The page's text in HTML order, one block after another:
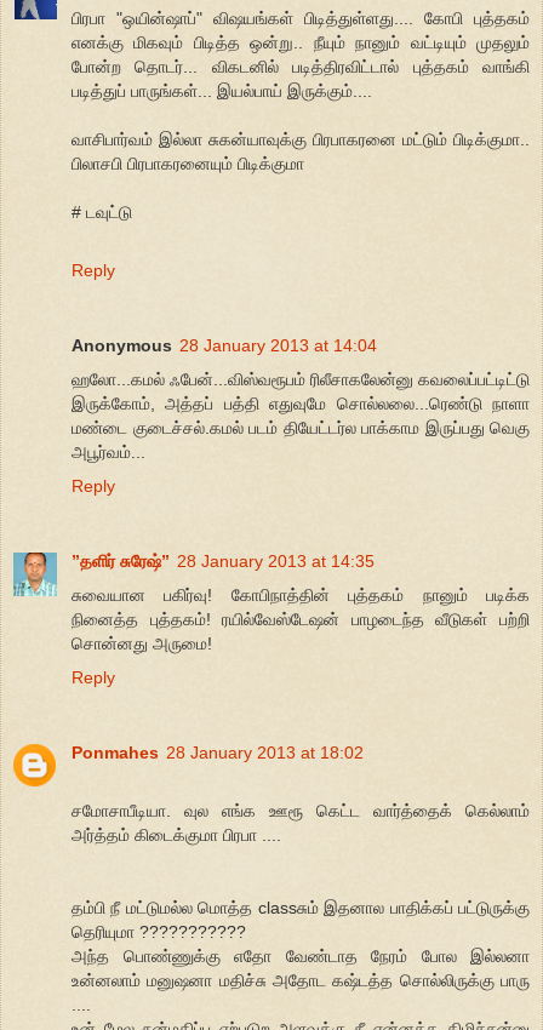
பிரபா "ஒயின்ஷாப்" விஷயங்கள் பிடித்துள்ளது.... கோபி புத்தகம்
எனக்கு மிகவும் பிடித்த ஒன்று.. நீயும் நானும் வட்டியும் முதலும்
போன்ற தொடர்... விகடனில் படித்திரவிட்டால் புத்தகம் வாங்கி
படித்துப் பாருங்கள்... இயல்பாய் இருக்கும்....
வாசிபார்வம் இல்லா சுகன்யாவுக்கு பிரபாகரனை மட்டும் பிடிக்குமா..
பிலாசபி பிரபாகரனையும் பிடிக்குமா
# டவுட்டு
Reply
Anonymous 28 January 2013 at 14:04
ஹலோ...கமல் ஃபேன்...விஸ்வரூபம் ரிலீசாகலேன்னு கவலைப்பட்டிட்டு
இருக்கோம், அத்தப் பத்தி எதுவுமே சொல்லலை...ரெண்டு நாளா
மண்டை குடைச்சல்.கமல் படம் தியேட்டர்ல பாக்காம இருப்பது வெகு
அபூர்வம்...
Reply
”தளிர் சுரேஷ்” 28 January 2013 at 14:35
சுவையான பகிர்வு! கோபிநாத்தின் புத்தகம் நானும் படிக்க
நினைத்த புத்தகம்! ரயில்வேஸ்டேஷன் பாழடைந்த வீடுகள் பற்றி
சொன்னது அருமை!
Reply
Ponmahes 28 January 2013 at 18:02
சமோசாபீடியா. வுல எங்க ஊரூ கெட்ட வார்த்தைக் கெல்லாம்
அர்த்தம் கிடைக்குமா பிரபா ....
தம்பி நீ மட்டுமல்ல மொத்த classசும் இதனால பாதிக்கப் பட்டுருக்கு
தெரியுமா ???????????
அந்த பொண்ணுக்கு எதோ வேண்டாத நேரம் போல இல்லனா
உன்னலாம் மனுஷனா மதிச்சு அதோட கஷ்டத்த சொல்லிருக்கு பாரு